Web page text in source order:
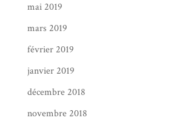
mai 2019
mars 2019
février 2019
janvier 2019
décembre 2018
novembre 2018